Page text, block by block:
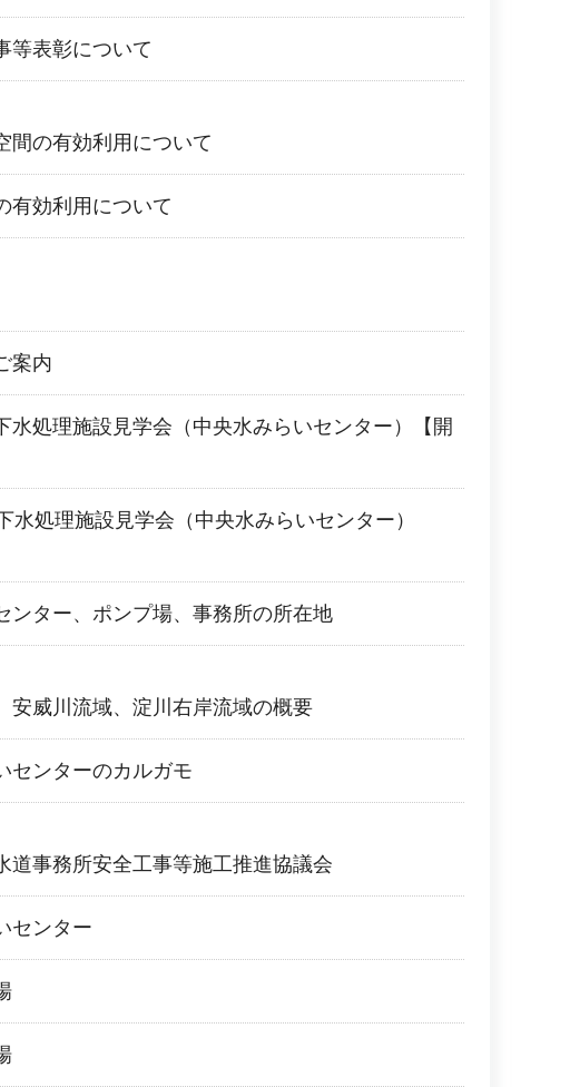
等表彰について
間の有効利用について
有効利用について
案内
水処理施設見学会（中央水みらいセンター）【開
水処理施設見学会（中央水みらいセンター）
ンター、ポンプ場、事務所の所在地
安威川流域、淀川右岸流域の概要
センターのカルガモ
道事務所安全工事等施工推進協議会
センター